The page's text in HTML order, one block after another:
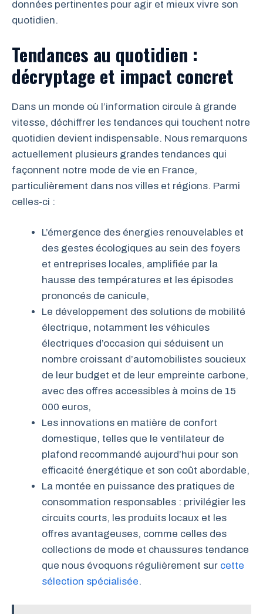
données pertinentes pour agir et mieux vivre son
quotidien.
Tendances au quotidien :
décryptage et impact concret
Dans un monde où l’information circule à grande
vitesse, déchiffrer les tendances qui touchent notre
quotidien devient indispensable. Nous remarquons
actuellement plusieurs grandes tendances qui
façonnent notre mode de vie en France,
particulièrement dans nos villes et régions. Parmi
celles-ci :
L’émergence des énergies renouvelables et
des gestes écologiques au sein des foyers
et entreprises locales, amplifiée par la
hausse des températures et les épisodes
prononcés de canicule,
Le développement des solutions de mobilité
électrique, notamment les véhicules
électriques d’occasion qui séduisent un
nombre croissant d’automobilistes soucieux
de leur budget et de leur empreinte carbone,
avec des offres accessibles à moins de 15
000 euros,
Les innovations en matière de confort
domestique, telles que le ventilateur de
plafond recommandé aujourd’hui pour son
efficacité énergétique et son coût abordable,
La montée en puissance des pratiques de
consommation responsables : privilégier les
circuits courts, les produits locaux et les
offres avantageuses, comme celles des
collections de mode et chaussures tendance
que nous évoquons régulièrement sur cette
sélection spécialisée.